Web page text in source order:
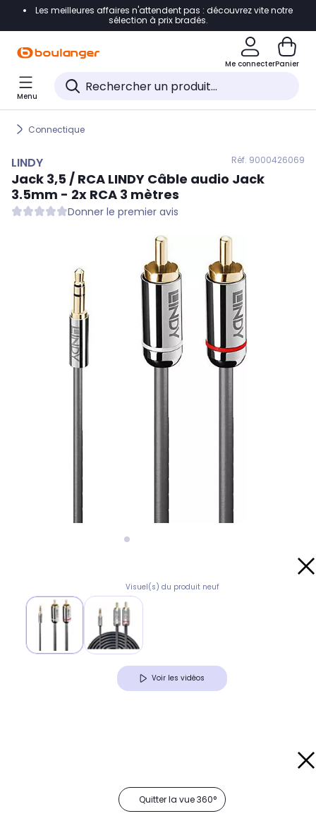
Accéder directement à la navigation
Accéder directement au pied de page
Accéder directement au chatbot
Les meilleures affaires n'attendent pas : découvrez vite notre
sélection à prix bradés.
Me connecterPanier
Menu
Connectique
LINDY Réf. 9000426069
Jack 3,5 / RCA LINDY Câble audio Jack
3.5mm - 2x RCA 3 mètres
Donner le premier avis
Visuel(s) du produit neuf
Voir les vidéos
Quitter la vue 360°